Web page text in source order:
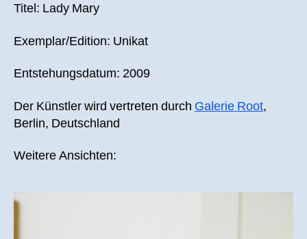
Titel: Lady Mary
Exemplar/Edition: Unikat
Entstehungsdatum: 2009
Der Künstler wird vertreten durch Galerie Root,
Berlin, Deutschland
Weitere Ansichten: